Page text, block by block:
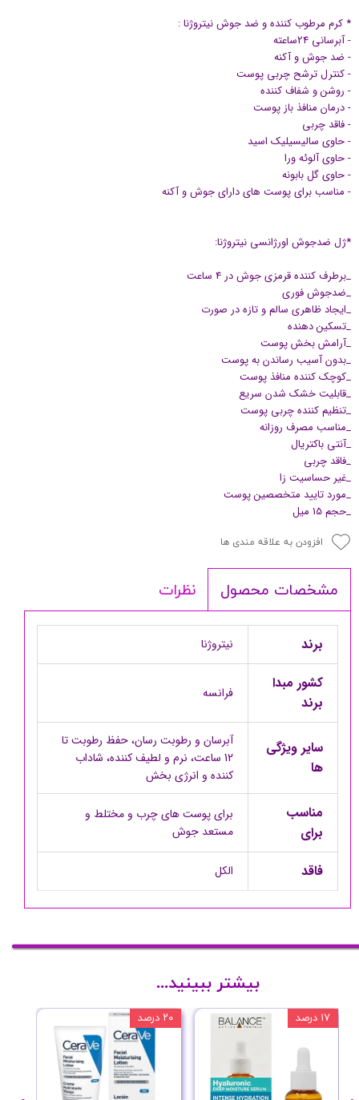
* کرم مرطوب کننده و ضد جوش نیتروژنا :
- آبرسانی 24ساعته
- ضد جوش و آکنه
- کنترل ترشح چربی پوست
- روشن و شفاف کننده
- درمان منافذ باز پوست
- فاقد چربی
- حاوی سالیسیلیک اسید
- حاوی آلوئه ورا
- حاوی گل بابونه
- مناسب برای پوست های دارای جوش و آکنه
*ژل ضدجوش اورژانسی نیتروژنا:
_برطرف کننده قرمزی جوش در 4 ساعت
_ضدجوش فوری
_ایجاد ظاهری سالم و تازه در صورت
_تسکین دهنده
_آرامش بخش پوست
_بدون آسیب رساندن به پوست
_کوچک کننده منافذ پوست
_قابلیت خشک شدن سریع
_تنظیم کننده چربی پوست
_مناسب مصرف روزانه
_آنتی باکتریال
_فاقد چربی
_غیر حساسیت زا
_مورد تایید متخصصین پوست
_حجم 15 میل
افزودن به علاقه مندی ها
مشخصات محصول نظرات
برند نیتروژنا
کشور مبدا
برند
فرانسه
سایر ویژگی
ها
آبرسان و رطوبت رسان، حفظ رطوبت تا
12 ساعت، نرم و لطیف کننده، شاداب
کننده و انرژی بخش
مناسب
برای
برای پوست های چرب و مختلط و
مستعد جوش
فاقد الکل
۲۰ درصد ۱۷ درصد
بیشتر ببینید...